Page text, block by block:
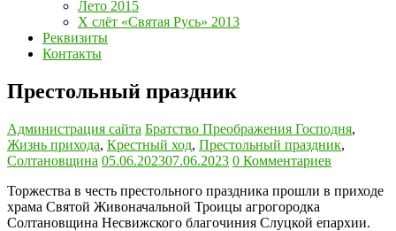
Лето 2015
Х слёт «Святая Русь» 2013
Реквизиты
Контакты
Престольный праздник
Администрация сайта Братство Преображения Господня,
Жизнь прихода, Крестный ход, Престольный праздник,
Солтановщина 05.06.202307.06.2023 0 Комментариев
Торжества в честь престольного праздника прошли в приходе
храма Святой Живоначальной Троицы агрогородка
Солтановщина Несвижского благочиния Слуцкой епархии.